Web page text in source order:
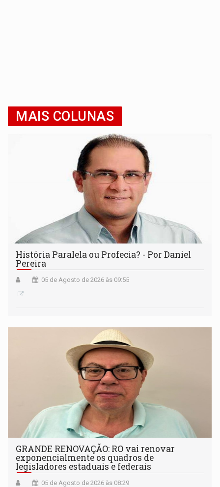
MAIS COLUNAS
História Paralela ou Profecia? - Por Daniel
Pereira
05 de Agosto de 2026 às 09:55
GRANDE RENOVAÇÃO: RO vai renovar
exponencialmente os quadros de
legisladores estaduais e federais
05 de Agosto de 2026 às 08:29